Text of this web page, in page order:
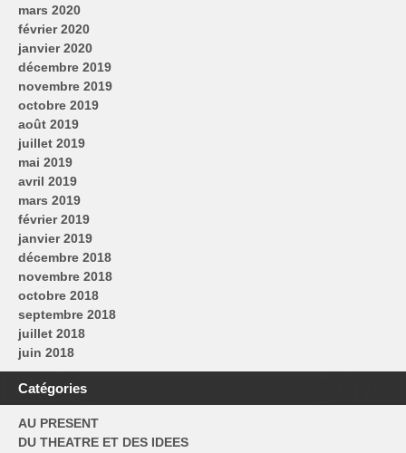
mars 2020
février 2020
janvier 2020
décembre 2019
novembre 2019
octobre 2019
août 2019
juillet 2019
mai 2019
avril 2019
mars 2019
février 2019
janvier 2019
décembre 2018
novembre 2018
octobre 2018
septembre 2018
juillet 2018
juin 2018
Catégories
AU PRESENT
DU THEATRE ET DES IDEES